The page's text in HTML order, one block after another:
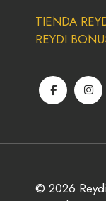
TIENDA
REYDI
© 2026